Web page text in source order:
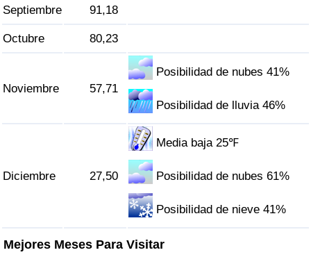
Septiembre 91,18
Octubre 80,23
Noviembre 57,71
Posibilidad de nubes 41%
Posibilidad de lluvia 46%
Diciembre 27,50
Media baja 25℉
Posibilidad de nubes 61%
Posibilidad de nieve 41%
Mejores Meses Para Visitar